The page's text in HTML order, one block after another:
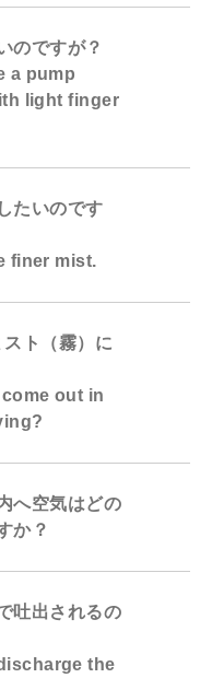
のですが？
a pump
light finger
たいのです
finer mist.
ト（霧）に
out in
へ空気はどの
か？
吐出されるの
the